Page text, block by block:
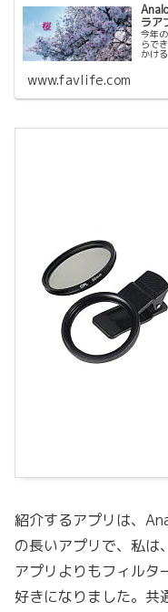
ラア
今年
らで
かけ
www.favlife.com
紹介するアプリは、
の長いアプリで、私は
アプリよりもフィルタ
好きになりました。共